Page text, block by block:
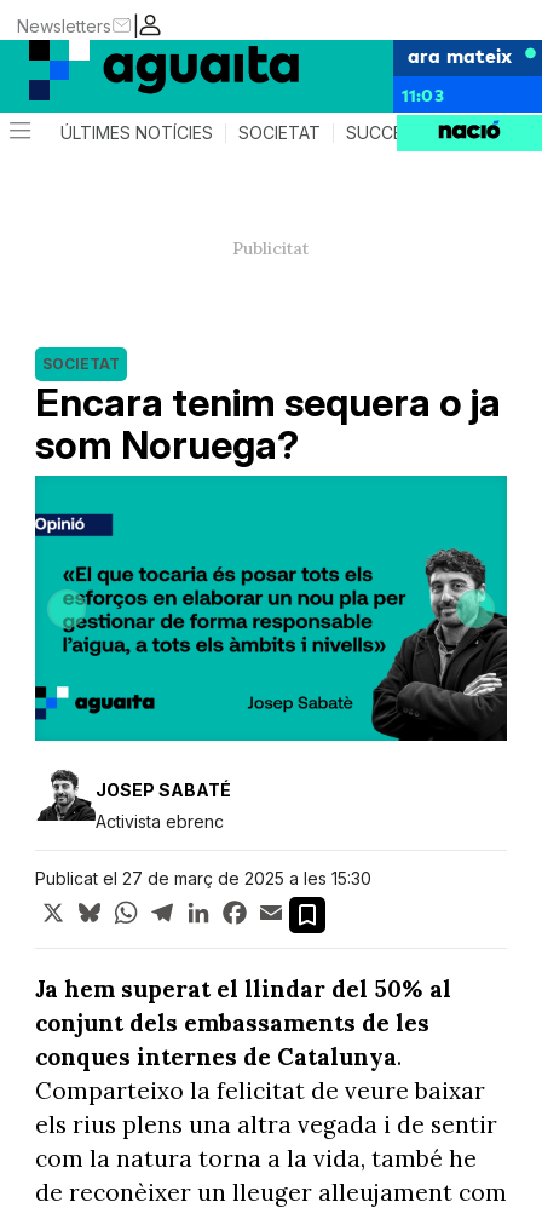
|
Newsletters
ara mateix
11:03
ÚLTIMES NOTÍCIES SOCIETAT SUCCESSOS AGENDA
Encara tenim sequera o ja
som Noruega?
SOCIETAT
JOSEP SABATÉ
Activista ebrenc
Publicat el 27 de març de 2025 a les 15:30
X BlueskyWhatsApp
TelegramLinkedInFacebook
Email
Ja hem superat el llindar del 50% al
conjunt dels embassaments de les
conques internes de Catalunya.
Comparteixo la felicitat de veure baixar
els rius plens una altra vegada i de sentir
com la natura torna a la vida, també he
de reconèixer un lleuger alleujament com